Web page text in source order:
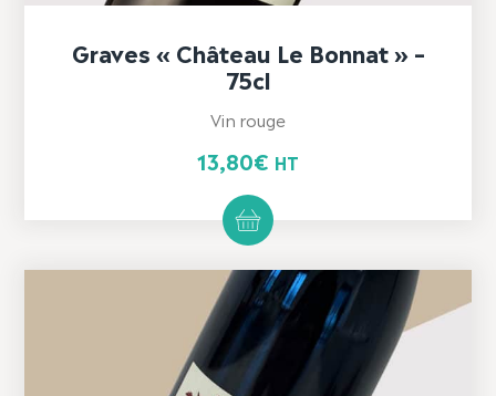
Graves « Château Le Bonnat » –
75cl
Vin rouge
13,80€ HT